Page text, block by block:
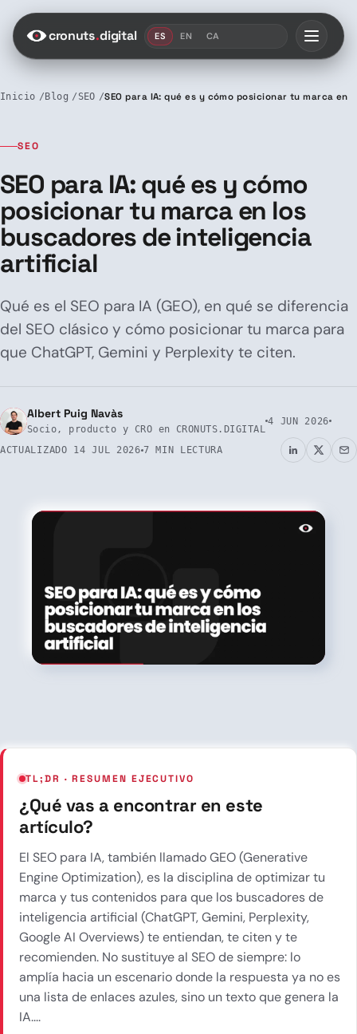
Saltar al contenido
cronuts.digital ES EN CA
Inicio Blog SEO SEO para IA: qué es y cómo posicionar tu marca
SEO
SEO para IA: qué es y cómo
posicionar tu marca en los
buscadores de inteligencia
artificial
Qué es el SEO para IA (GEO), en qué se diferencia
del SEO clásico y cómo posicionar tu marca para
que ChatGPT, Gemini y Perplexity te citen.
Albert Puig Navàs
Socio, producto y CRO en CRONUTS.DIGITAL
4 JUN 2026
ACTUALIZADO 14 JUL 2026 7 MIN LECTURA
TL;DR · RESUMEN EJECUTIVO
¿Qué vas a encontrar en este
artículo?
El SEO para IA, también llamado GEO (Generative
Engine Optimization), es la disciplina de optimizar tu
marca y tus contenidos para que los buscadores de
inteligencia artificial (ChatGPT, Gemini, Perplexity,
Google AI Overviews) te entiendan, te citen y te
recomienden. No sustituye al SEO de siempre: lo
amplía hacia un escenario donde la respuesta ya no es
una lista de enlaces azules, sino un texto que genera la
IA....